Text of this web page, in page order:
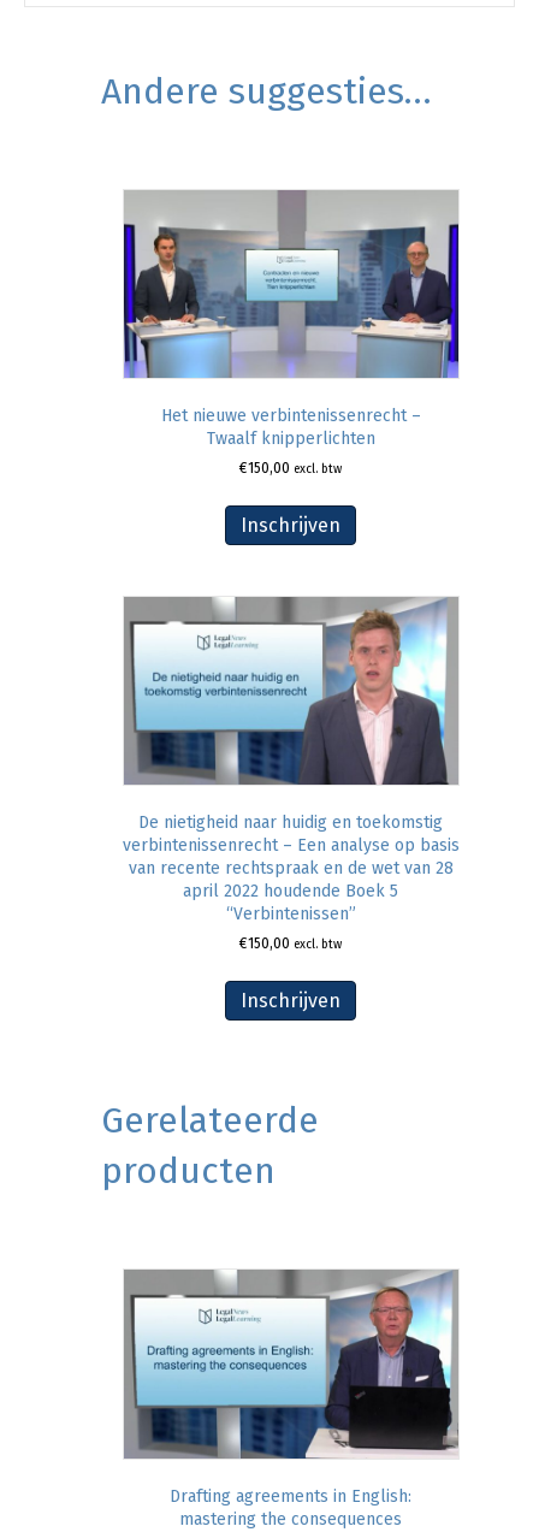
Andere suggesties…
Het nieuwe verbintenissenrecht –
Twaalf knipperlichten
€150,00 excl. btw
Inschrijven
De nietigheid naar huidig en toekomstig
verbintenissenrecht – Een analyse op basis
van recente rechtspraak en de wet van 28
april 2022 houdende Boek 5
“Verbintenissen”
€150,00 excl. btw
Inschrijven
Gerelateerde
producten
Drafting agreements in English:
mastering the consequences